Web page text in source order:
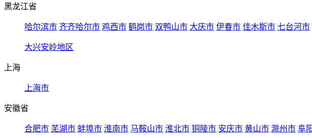
黑龙江省
哈尔滨市 齐齐哈尔市 鸡西市 鹤岗市 双鸭山市 大庆市 伊春市 佳木斯市 七台河市
大兴安岭地区
上海
上海市
安徽省
合肥市 芜湖市 蚌埠市 淮南市 马鞍山市 淮北市 铜陵市 安庆市 黄山市 滁州市 阜